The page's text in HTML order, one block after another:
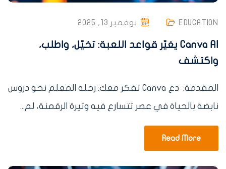
EDUCATION نوفمبر 13, 2025
Canva AI يغيّر قواعد اللعبة: تخيّل، واطلب،
واكتشف
المقدمة: دع Canva تفكر معك: رحلة المعلم نحو دروس
نابضة بالحياة في عصر تتسارع فيه وتيرة الرقمنة، لم...
Read More